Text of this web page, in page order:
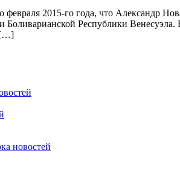
2015-го года, что Александр
Республики Венесуэла.
[…]
новостей